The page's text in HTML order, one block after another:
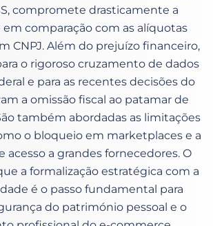
compromete drasticamente a
comparação com as alíquotas
CNPJ. Além do prejuízo financeiro,
o rigoroso cruzamento de dados
e para as recentes decisões do
a omissão fiscal ao patamar de
também abordadas as limitações
o bloqueio em marketplaces e a
acesso a grandes fornecedores. O
a formalização estratégica com a
é o passo fundamental para
do património pessoal e o